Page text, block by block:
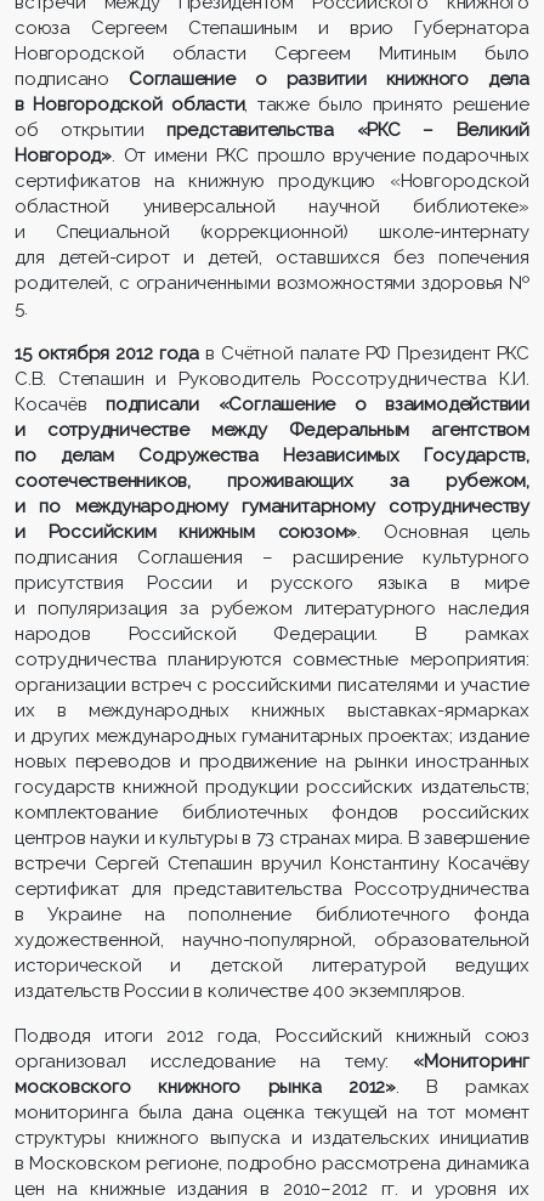
союза Сергеем Степашиным и врио Губернатора
Новгородской области Сергеем Митиным было
подписано Соглашение о развитии книжного дела
в Новгородской области, также было принято решение
об открытии представительства «РКС – Великий
Новгород». От имени РКС прошло вручение подарочных
сертификатов на книжную продукцию «Новгородской
областной универсальной научной библиотеке»
и Специальной (коррекционной) школе-интернату
для детей-сирот и детей, оставшихся без попечения
родителей, с ограниченными возможностями здоровья №
5.
15 октября 2012 годав Счётной палате РФ Президент РКС
С.В. Степашин и Руководитель Россотрудничества К.И.
Косачёвподписали «Соглашение о взаимодействии
и сотрудничестве между Федеральным агентством
по делам Содружества Независимых Государств,
соотечественников, проживающих за рубежом,
и по международному гуманитарному сотрудничеству
и Российским книжным союзом». Основная цель
подписания Соглашения – расширение культурного
присутствия России и русского языка в мире
и популяризация за рубежом литературного наследия
народов Российской Федерации. В рамках
сотрудничества планируются совместные мероприятия:
организации встреч с российскими писателями и участие
их в международных книжных выставках-ярмарках
и других международных гуманитарных проектах; издание
новых переводов и продвижение на рынки иностранных
государств книжной продукции российских издательств;
комплектование библиотечных фондов российских
центров науки и культуры в 73 странах мира. В завершение
встречи Сергей Степашин вручил Константину Косачёву
сертификат для представительства Россотрудничества
в Украине на пополнение библиотечного фонда
художественной, научно-популярной, образовательной
исторической и детской литературой ведущих
издательств России в количестве 400 экземпляров.
Подводя итоги 2012 года, Российский книжный союз
организовал исследование на тему: «Мониторинг
московского книжного рынка 2012». В рамках
мониторинга была дана оценка текущей на тот момент
структуры книжного выпуска и издательских инициатив
в Московском регионе, подробно рассмотрена динамика
цен на книжные издания в 2010–2012 гг. и уровня их